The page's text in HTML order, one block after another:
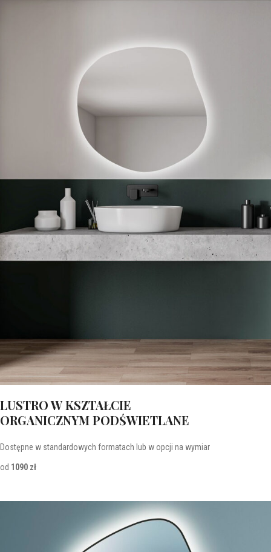
LUSTRO W KSZTAŁCIE
ORGANICZNYM PODŚWIETLANE
Dostępne w standardowych formatach lub w opcji na wymiar
od 1090 zł